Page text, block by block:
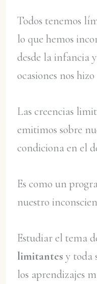
Todos tenemos
lo que hemos
desde la infancia
ocasiones nos
Las creencias
emitimos sobre
condiciona en el
Es como un
nuestro
Estudiar el tema
limitantes y toda
los aprendizajes